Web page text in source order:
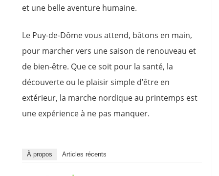
et une belle aventure humaine.
Le Puy-de-Dôme vous attend, bâtons en main,
pour marcher vers une saison de renouveau et
de bien-être. Que ce soit pour la santé, la
découverte ou le plaisir simple d’être en
extérieur, la marche nordique au printemps est
une expérience à ne pas manquer.
À propos Articles récents